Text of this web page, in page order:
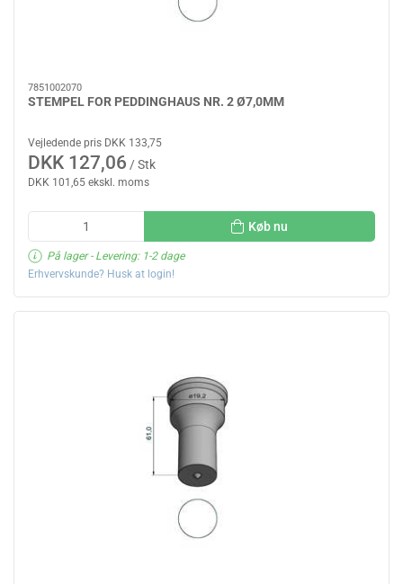
7851002070
STEMPEL FOR PEDDINGHAUS NR. 2 Ø7,0MM
Vejledende pris DKK 133,75
DKK 127,06 / Stk
DKK 101,65 ekskl. moms
Køb nu
På lager- Levering: 1-2 dage
Erhvervskunde? Husk at login!